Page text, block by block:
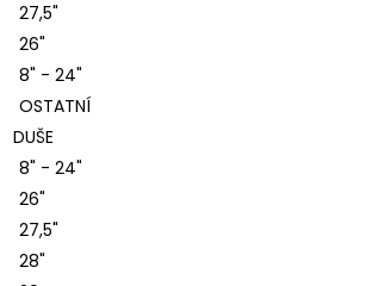
27,5"
26"
8" - 24"
OSTATNÍ
DUŠE
8" - 24"
26"
27,5"
28"